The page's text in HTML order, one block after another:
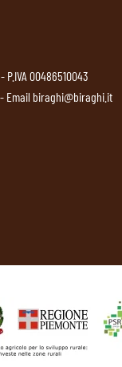
P.IVA 00486510043
Email biraghi@biraghi.it